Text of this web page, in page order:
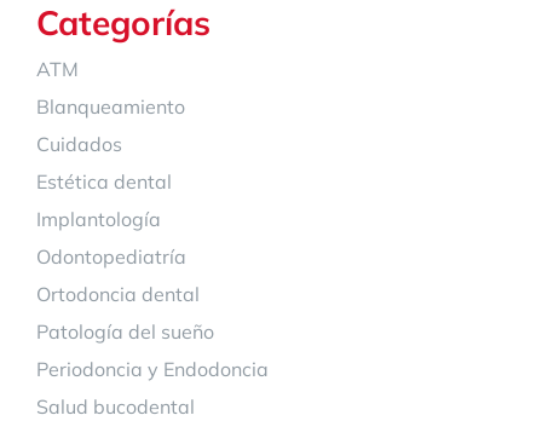
Categorías
ATM
Blanqueamiento
Cuidados
Estética dental
Implantología
Odontopediatría
Ortodoncia dental
Patología del sueño
Periodoncia y Endodoncia
Salud bucodental